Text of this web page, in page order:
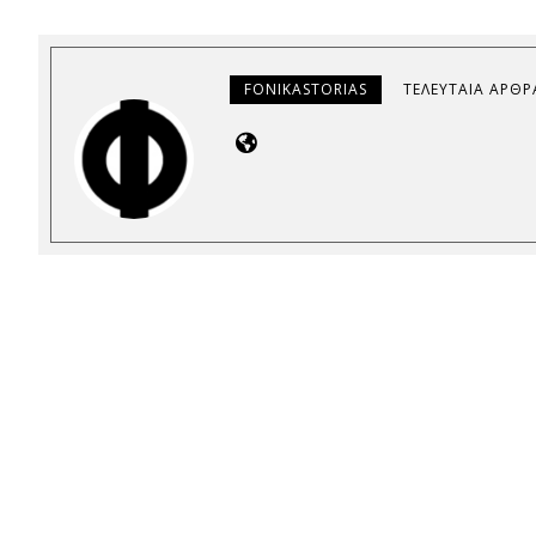
FONIKASTORIAS ΤΕΛΕΥΤΑΊΑ